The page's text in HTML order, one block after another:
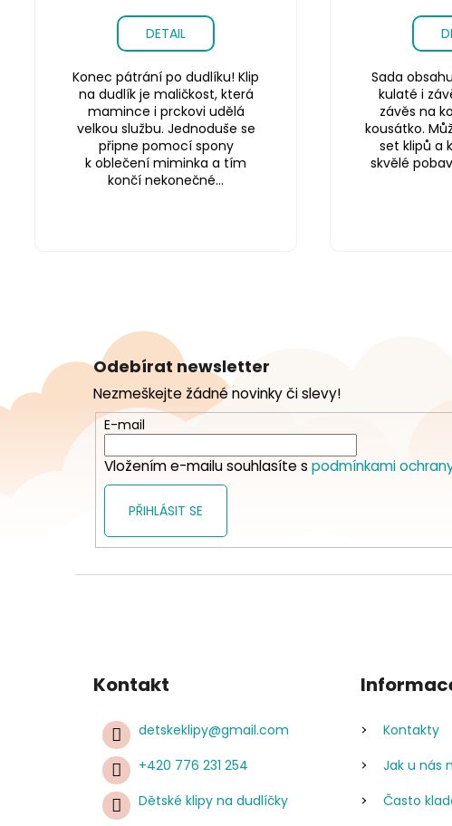
DETAIL
Konec pátrání po dudlíku! Klip
na dudlík je maličkost, která
mamince i prckovi udělá
velkou službu. Jednoduše se
připne pomocí spony
k oblečení miminka a tím
končí nekonečné...
Sada
kulaté i
závěs na
kousátko.
set klipů a
skvělé
a
Odebírat newsletter
Nezmeškejte žádné novinky či slevy!
E-mail
Vložením e-mailu souhlasíte s podmínkami
PŘIHLÁSIT SE
Kontakt
detskeklipy@gmail.com
+420 776 231 254
Dětské klipy na dudlíčky
Kontakty
Jak u nás
Často